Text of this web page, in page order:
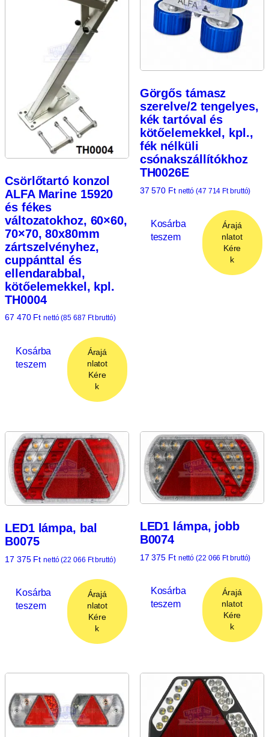
Csörlőtartó konzol
ALFA Marine 15920
és fékes
változatokhoz, 60×60,
70×70, 80x80mm
zártszelvényhez,
cuppánttal és
ellendarabbal,
kötőelemekkel, kpl.
TH0004
67 470 Ft nettó (85 687 Ftbruttó)
Kosárba
teszem
Árajá
nlatot
Kére
k
Görgős támasz
szerelve/2 tengelyes,
kék tartóval és
kötőelemekkel, kpl.,
fék nélküli
csónakszállítókhoz
TH0026E
37 570 Ft nettó (47 714 Ftbruttó)
Kosárba
teszem
Árajá
nlatot
Kére
k
LED1 lámpa, bal
B0075
17 375 Ft nettó (22 066 Ftbruttó)
Kosárba
teszem
Árajá
nlatot
Kére
k
LED1 lámpa, jobb
B0074
17 375 Ft nettó (22 066 Ftbruttó)
Kosárba
teszem
Árajá
nlatot
Kére
k